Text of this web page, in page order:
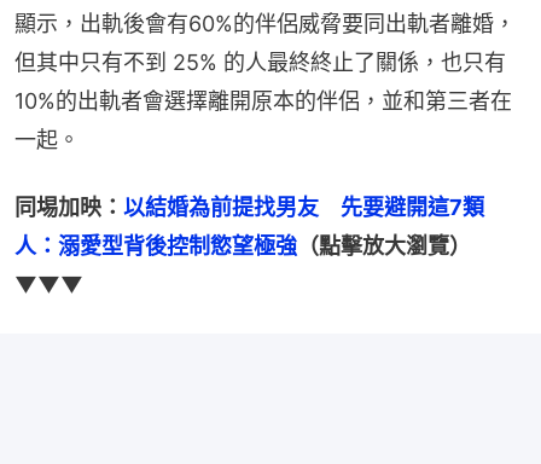
顯示，出軌後會有60%的伴侶威脅要同出軌者離婚，
但其中只有不到 25% 的人最終終止了關係，也只有
10%的出軌者會選擇離開原本的伴侶，並和第三者在
一起。
同埸加映： 以結婚為前提找男友　先要避開這7類
人：溺愛型背後控制慾望極強 （點擊放大瀏覽）
▼▼▼